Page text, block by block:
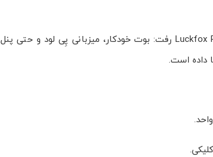
چون PPPwn به PPPoE و استک شبکه ی بالغ نیاز دارد، جامعه به سمت Raspberry Pi و Luckfox Pico رفت: بوت خودکار، میزبانی پِی لود و حتی پنل
داده است.